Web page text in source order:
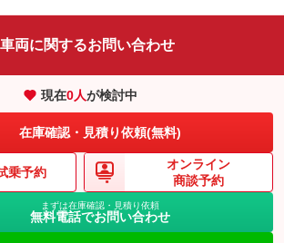
両に関するお問い合わせ
現在0人が検討中
在庫確認・見積り依頼(無料)
乗予約
オンライン
商談予約
まずは在庫確認・見積り依頼
無料電話でお問い合わせ